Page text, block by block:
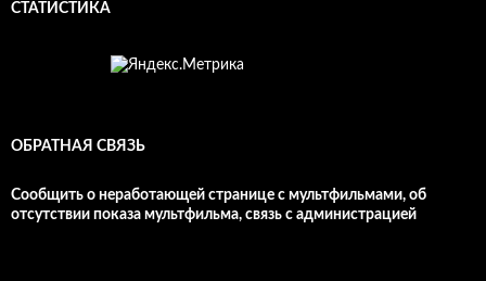
СТАТИСТИКА
ОБРАТНАЯ СВЯЗЬ
Сообщить о неработающей странице с мультфильмами, об
отсутствии показа мультфильма, связь с администрацией